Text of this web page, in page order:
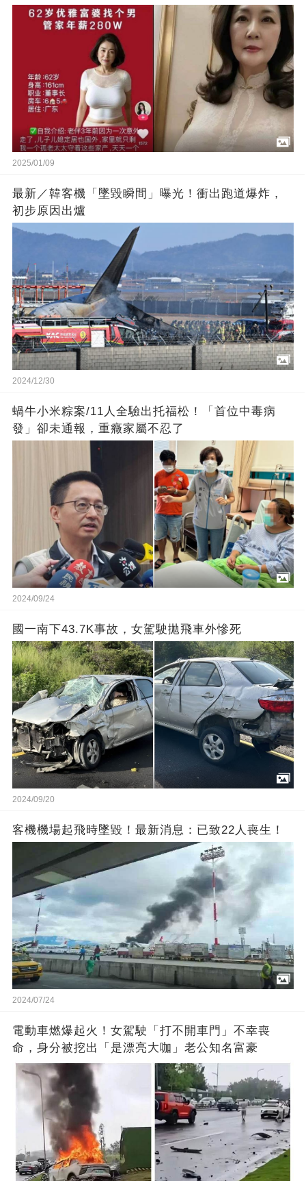
2025/01/09
最新／韓客機「墜毀瞬間」曝光！衝出跑道爆炸，
初步原因出爐
2024/12/30
蝸牛小米粽案/11人全驗出托福松！「首位中毒病
發」卻未通報，重癥家屬不忍了
2024/09/24
國一南下43.7K事故，女駕駛拋飛車外慘死
2024/09/20
客機機場起飛時墜毀！最新消息：已致22人喪生！
2024/07/24
電動車燃爆起火！女駕駛「打不開車門」不幸喪
命，身分被挖出「是漂亮大咖」老公知名富豪